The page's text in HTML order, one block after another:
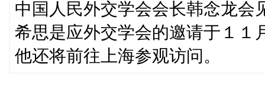
中国人民外交学会会长韩念龙会
希思是应外交学会的邀请于１１
他还将前往上海参观访问。